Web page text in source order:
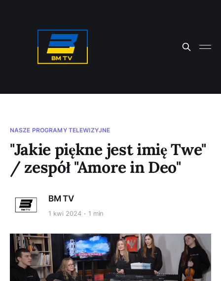
NASZE PROGRAMY TELEWIZYJNE
"Jakie piękne jest imię Twe"
/ zespół "Amore in Deo"
BM TV
1 kwi 2024 1 min